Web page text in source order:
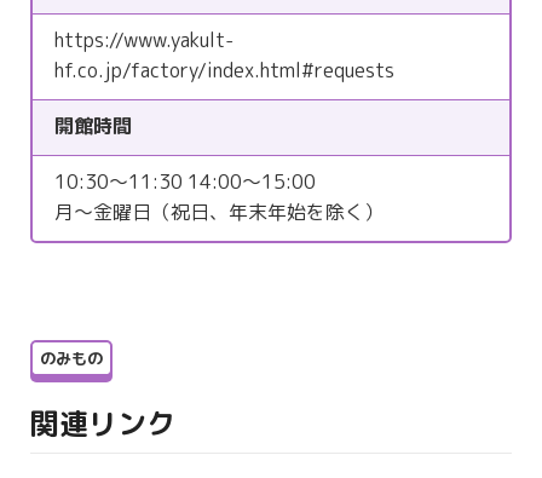
https://www.yakult-
hf.co.jp/factory/index.html#requests
開館時間
10:30～11:30 14:00～15:00
月〜金曜日（祝日、年末年始を除く）
のみもの
関連リンク